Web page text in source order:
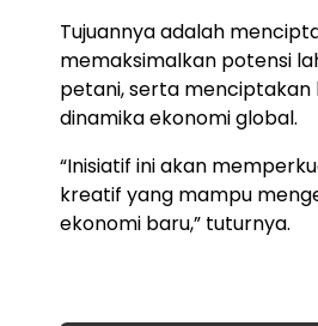
Tujuannya adalah
memaksimalkan potensi
petani, serta
dinamika ekonomi global.
“Inisiatif ini akan
kreatif yang mampu
ekonomi baru,” tuturnya.